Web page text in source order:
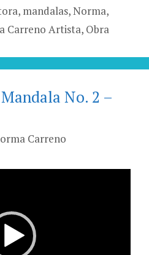
, mandalas,Norma,
Carreno Artista, Obra
No. 2 –
Carreno